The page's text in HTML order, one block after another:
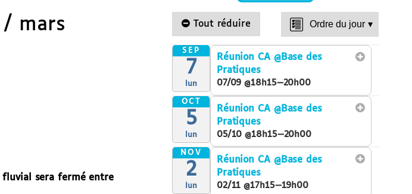
mars
fluvial sera fermé entre
Tout réduire Ordre du jour ▾
SEP
7
lun
Réunion CA @Base des
Pratiques
07/09 @18h15—20h00
OCT
5
lun
Réunion CA @Base des
Pratiques
05/10 @18h15—20h00
NOV
2
lun
Réunion CA @Base des
Pratiques
02/11 @17h15—19h00